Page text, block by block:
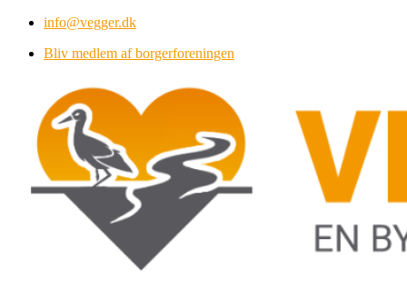
Videre
indhold
info@vegger.dk
Bliv medlem af borgerforeningen